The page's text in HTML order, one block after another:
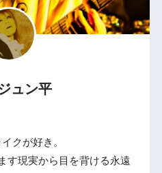
ュン平
クが好き。
す現実から目を背ける永遠